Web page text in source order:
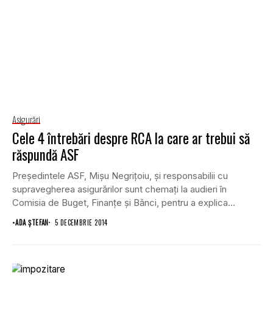
Asigurări
Cele 4 întrebări despre RCA la care ar trebui să
răspundă ASF
Preşedintele ASF, Mişu Negriţoiu, şi responsabilii cu
supravegherea asigurărilor sunt chemaţi la audieri în
Comisia de Buget, Finanţe şi Bănci, pentru a explica...
•ADA ȘTEFAN 5 DECEMBRIE 2014